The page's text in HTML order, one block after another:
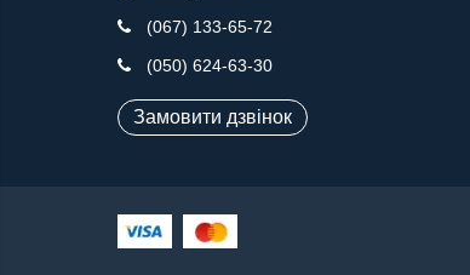
(067) 133-65-72
(050) 624-63-30
Замовити дзвінок